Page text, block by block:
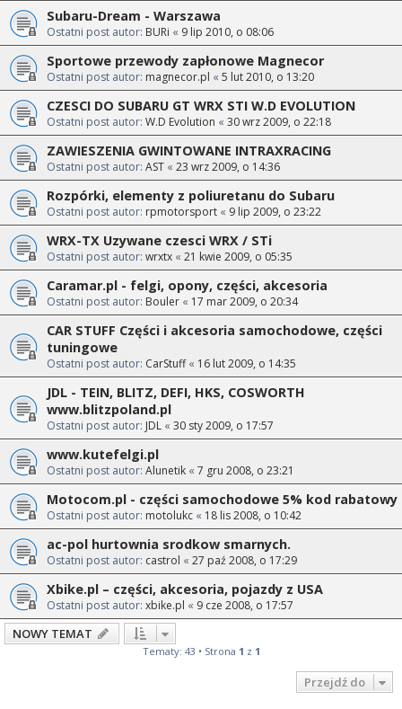
Subaru-Dream - Warszawa
Ostatni post autor: BURi « 9 lip 2010, o 08:06
Sportowe przewody zapłonowe Magnecor
Ostatni post autor: magnecor.pl « 5 lut 2010, o 13:20
CZESCI DO SUBARU GT WRX STI W.D EVOLUTION
Ostatni post autor: W.D Evolution « 30 wrz 2009, o 22:18
ZAWIESZENIA GWINTOWANE INTRAXRACING
Ostatni post autor: AST « 23 wrz 2009, o 14:36
Rozpórki, elementy z poliuretanu do Subaru
Ostatni post autor: rpmotorsport « 9 lip 2009, o 23:22
WRX-TX Uzywane czesci WRX / STi
Ostatni post autor: wrxtx « 21 kwie 2009, o 05:35
Caramar.pl - felgi, opony, części, akcesoria
Ostatni post autor: Bouler « 17 mar 2009, o 20:34
CAR STUFF Części i akcesoria samochodowe, części
tuningowe
Ostatni post autor: CarStuff« 16 lut 2009, o 14:35
JDL - TEIN, BLITZ, DEFI, HKS, COSWORTH
www.blitzpoland.pl
Ostatni post autor: JDL « 30 sty 2009, o 17:57
www.kutefelgi.pl
Ostatni post autor: Alunetik « 7 gru 2008, o 23:21
Motocom.pl - części samochodowe 5% kod rabatowy
Ostatni post autor: motolukc « 18 lis 2008, o 10:42
ac-pol hurtownia srodkow smarnych.
Ostatni post autor: castrol « 27 paź 2008, o 17:29
Xbike.pl – części, akcesoria, pojazdy z USA
Ostatni post autor: xbike.pl « 9 cze 2008, o 17:57
NOWY TEMAT
Tematy: 43 • Strona 1 z 1
Przejdź do